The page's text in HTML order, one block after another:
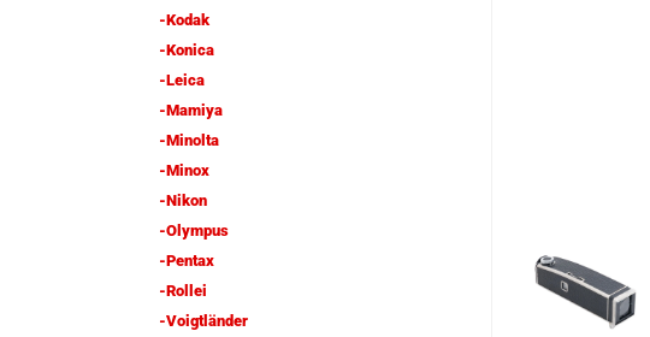
-Kodak
-Konica
-Leica
-Mamiya
-Minolta
-Minox
-Nikon
-Olympus
-Pentax
-Rollei
-Voigtländer